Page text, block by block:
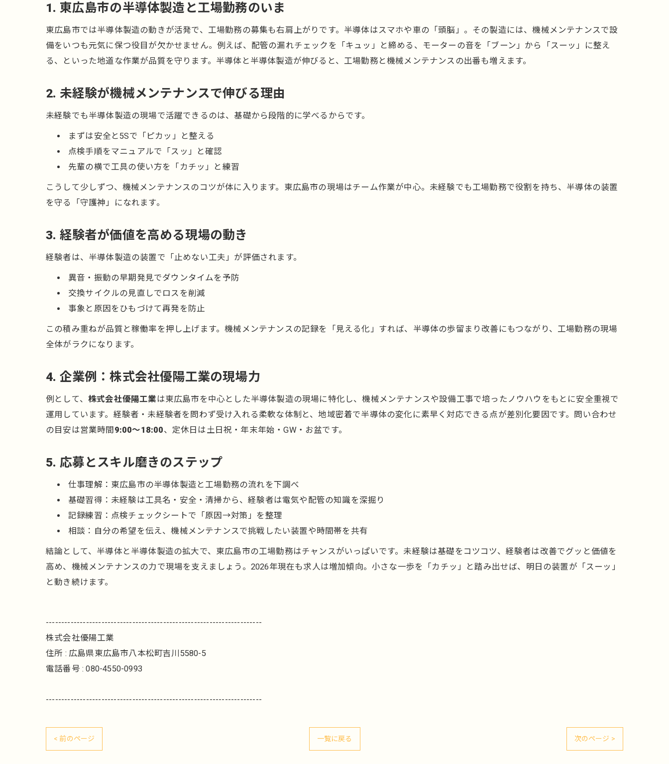
1. 東広島市の半導体製造と工場勤務のいま
東広島市では半導体製造の動きが活発で、工場勤務の募集も右肩上がりです。半導体はスマホや車の「頭脳」。その製造には、機械メンテナンスで設
備をいつも元気に保つ役目が欠かせません。例えば、配管の漏れチェックを「キュッ」と締める、モーターの音を「ブーン」から「スーッ」に整え
る、といった地道な作業が品質を守ります。半導体と半導体製造が伸びると、工場勤務と機械メンテナンスの出番も増えます。
2. 未経験が機械メンテナンスで伸びる理由
未経験でも半導体製造の現場で活躍できるのは、基礎から段階的に学べるからです。
まずは安全と5Sで「ピカッ」と整える
点検手順をマニュアルで「スッ」と確認
先輩の横で工具の使い方を「カチッ」と練習
こうして少しずつ、機械メンテナンスのコツが体に入ります。東広島市の現場はチーム作業が中心。未経験でも工場勤務で役割を持ち、半導体の装置
を守る「守護神」になれます。
3. 経験者が価値を高める現場の動き
経験者は、半導体製造の装置で「止めない工夫」が評価されます。
異音・振動の早期発見でダウンタイムを予防
交換サイクルの見直しでロスを削減
事象と原因をひもづけて再発を防止
この積み重ねが品質と稼働率を押し上げます。機械メンテナンスの記録を「見える化」すれば、半導体の歩留まり改善にもつながり、工場勤務の現場
全体がラクになります。
4. 企業例：株式会社優陽工業の現場力
例として、 株式会社優陽工業 は東広島市を中心とした半導体製造の現場に特化し、機械メンテナンスや設備工事で培ったノウハウをもとに安全重視で
運用しています。経験者・未経験者を問わず受け入れる柔軟な体制と、地域密着で半導体の変化に素早く対応できる点が差別化要因です。問い合わせ
の目安は営業時間 9:00～18:00、定休日は土日祝・年末年始・GW・お盆です。
5. 応募とスキル磨きのステップ
仕事理解：東広島市の半導体製造と工場勤務の流れを下調べ
基礎習得：未経験は工具名・安全・清掃から、経験者は電気や配管の知識を深掘り
記録練習：点検チェックシートで「原因→対策」を整理
相談：自分の希望を伝え、機械メンテナンスで挑戦したい装置や時間帯を共有
結論として、半導体と半導体製造の拡大で、東広島市の工場勤務はチャンスがいっぱいです。未経験は基礎をコツコツ、経験者は改善でグッと価値を
高め、機械メンテナンスの力で現場を支えましょう。2026年現在も求人は増加傾向。小さな一歩を「カチッ」と踏み出せば、明日の装置が「スーッ」
と動き続けます。
----------------------------------------------------------------------
株式会社優陽工業
住所 : 広島県東広島市八本松町吉川5580-5
電話番号 : 080-4550-0993
----------------------------------------------------------------------
< 前のページ 一覧に戻る 次のページ >